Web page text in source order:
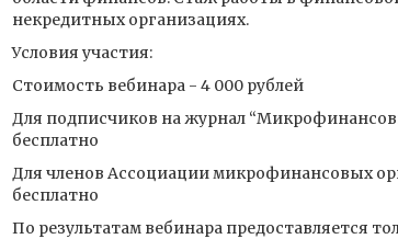
некредитных организациях.
Условия участия:
Стоимость вебинара - 4 000 рублей
Для подписчиков на журнал
бесплатно
Для членов Ассоциации микрофинансовых
бесплатно
По результатам вебинара предоставляется